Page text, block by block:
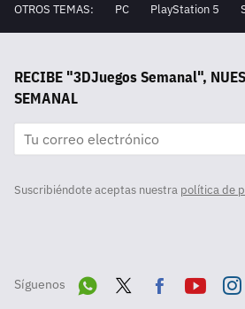
OTROS TEMAS: PC PlayStation 5
RECIBE "3DJuegos Semanal",
SEMANAL
Suscribiéndote aceptas nuestra política de
Síguenos